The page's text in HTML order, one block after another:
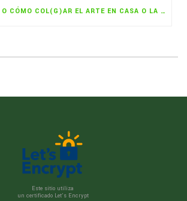
LA ‘ARTOTECA’ O CÓMO COL(G)AR EL ARTE EN CASA O LA OFICINA
Este sitio utiliza
un certificado Let’s Encrypt